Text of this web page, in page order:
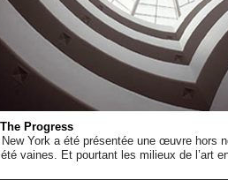
Progress
York a été présentée une œuvre hors
vaines. Et pourtant les milieux de l’art